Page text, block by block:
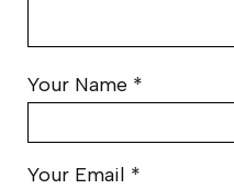
Your Name *
Your Email *